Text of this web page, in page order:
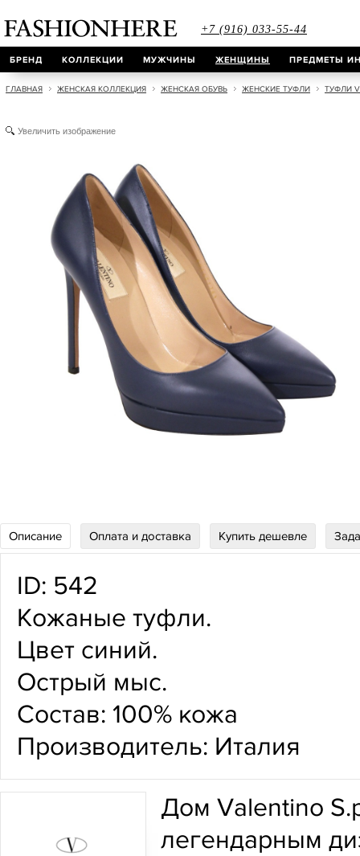
+7 (916) 033-55-44
БРЕНД КОЛЛЕКЦИИ МУЖЧИНЫ ЖЕНЩИНЫ ПРЕДМЕТЫ
ГЛАВНАЯ ЖЕНСКАЯ КОЛЛЕКЦИЯ ЖЕНСКАЯ ОБУВЬ ЖЕНСКИЕ ТУФЛИ ТУФЛИ
Увеличить изображение
Описание Оплата и доставка Купить дешевле
ID: 542
Кожаные туфли.
Цвет синий.
Острый мыс.
Состав: 100% кожа
Производитель: Италия
Дом Valentino
легендарным